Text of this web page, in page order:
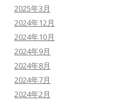
2025年3月
2024年12月
2024年10月
2024年9月
2024年8月
2024年7月
2024年2月